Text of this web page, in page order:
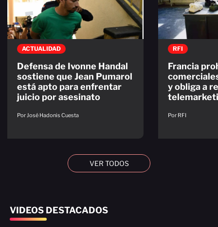
ACTUALIDAD
Defensa de Ivonne Handal
sostiene que Jean Pumarol
está apto para enfrentar
juicio por asesinato
Por José Hadonis Cuesta
RFI
Francia
y obliga a
Por RFI
VER TODOS
VIDEOS DESTACADOS